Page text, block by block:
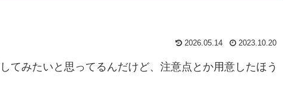
2026.05.14 2023.10.20
てみたいと思ってるんだけど、注意点とか用意したほう